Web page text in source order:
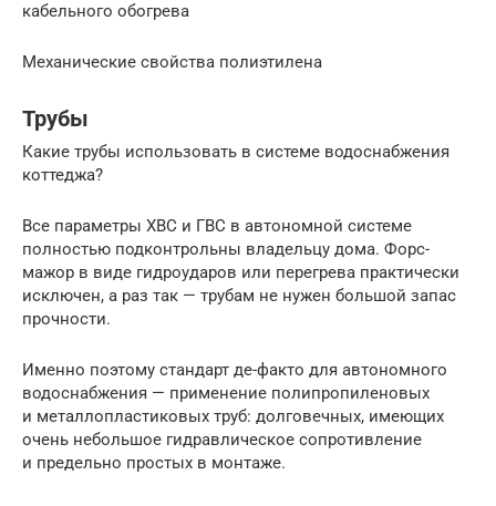
кабельного обогрева
Механические свойства полиэтилена
Трубы
Какие трубы использовать в системе водоснабжения
коттеджа?
Все параметры ХВС и ГВС в автономной системе
полностью подконтрольны владельцу дома. Форс-
мажор в виде гидроударов или перегрева практически
исключен, а раз так — трубам не нужен большой запас
прочности.
Именно поэтому стандарт де-факто для автономного
водоснабжения — применение полипропиленовых
и металлопластиковых труб: долговечных, имеющих
очень небольшое гидравлическое сопротивление
и предельно простых в монтаже.